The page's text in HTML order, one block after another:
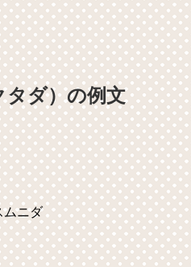
タダ）の例文
ムニダ